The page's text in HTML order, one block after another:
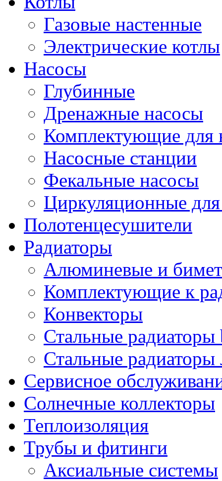
Газовые настенные
Электрические котлы
Насосы
Глубинные
Дренажные насосы
Комплектующие для
Насосные станции
Фекальные насосы
Циркуляционные для
Полотенцесушители
Радиаторы
Алюминевые и
Комплектующие к
Конвекторы
Стальные радиаторы
Стальные радиаторы
Сервисное
Солнечные коллекторы
Теплоизоляция
Трубы и фитинги
Аксиальные системы